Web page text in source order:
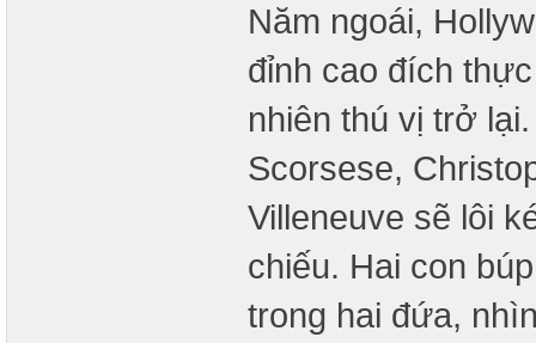
Năm ngoái,
đỉnh cao đích
nhiên thú vị trở
Scorsese,
Villeneuve sẽ lôi
chiếu. Hai con
trong hai đứa,